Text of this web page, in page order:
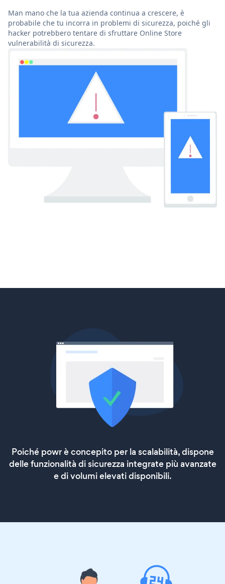
Man mano che la tua azienda continua a crescere, è
probabile che tu incorra in problemi di sicurezza, poiché gli
hacker potrebbero tentare di sfruttare Online Store
vulnerabilità di sicurezza.
Poiché powr è concepito per la scalabilità, dispone
delle funzionalità di sicurezza integrate più avanzate
e di volumi elevati disponibili.